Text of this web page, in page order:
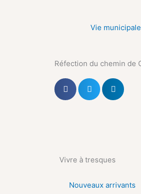
Vie municipale
Réfection du chemin de
Vivre à tresques
Nouveaux arrivants